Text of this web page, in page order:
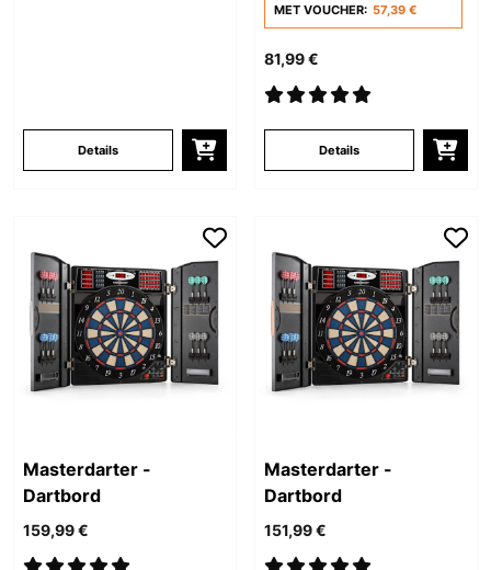
Details
MET VOUCHER: 57,39 €
81,99 €
Details
Masterdarter -
Dartbord
159,99 €
Masterdarter -
Dartbord
151,99 €